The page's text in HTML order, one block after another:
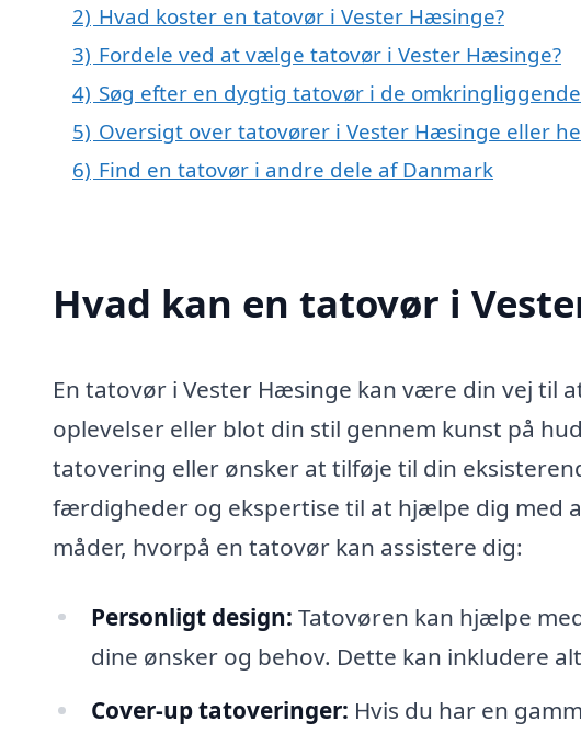
2) Hvad koster en tatovør i Vester Hæsinge?
3) Fordele ved at vælge tatovør i Vester Hæsinge?
4) Søg efter en dygtig tatovør i de
5) Oversigt over tatovører i Vester Hæsinge eller
6) Find en tatovør i andre dele af Danmark
Hvad kan en tatovør i
En tatovør i Vester Hæsinge kan være din vej til
oplevelser eller blot din stil gennem kunst på
tatovering eller ønsker at tilføje til din
færdigheder og ekspertise til at hjælpe dig med
måder, hvorpå en tatovør kan assistere dig:
Personligt design: Tatovøren kan hjælpe
dine ønsker og behov. Dette kan inkludere
Cover-up tatoveringer: Hvis du har en